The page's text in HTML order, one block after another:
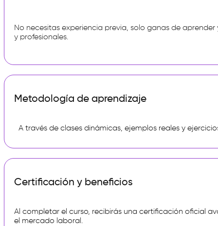
No necesitas experiencia previa, solo ganas de
y profesionales.
Metodología de aprendizaje
A través de clases dinámicas, ejemplos reales y
Certificación y beneficios
Al completar el curso, recibirás una certificación oficial
el mercado laboral.